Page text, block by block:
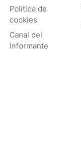
Política de
cookies
Canal del
Informante